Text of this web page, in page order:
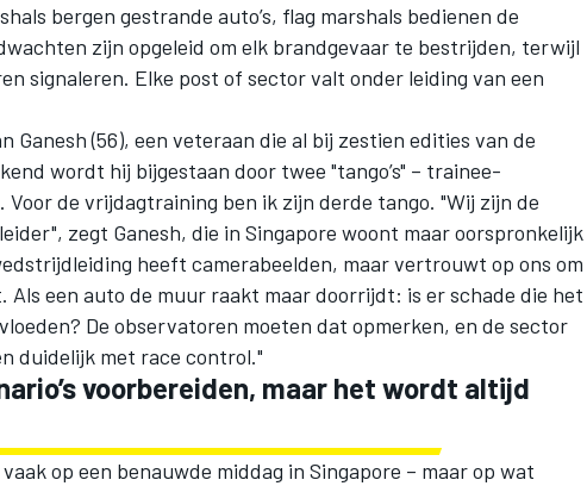
bergen gestrande auto’s, flag marshals bedienen de
zijn opgeleid om elk brandgevaar te bestrijden, terwijl
signaleren. Elke post of sector valt onder leiding van een
Ganesh (56), een veteraan die al bij zestien edities van de
wordt hij bijgestaan door twee "tango’s" – trainee-
de vrijdagtraining ben ik zijn derde tango. "Wij zijn de
zegt Ganesh, die in Singapore woont maar oorspronkelijk
heeft camerabeelden, maar vertrouwt op ons om
een auto de muur raakt maar doorrijdt: is er schade die het
De observatoren moeten dat opmerken, en de sector
duidelijk met race control."
voorbereiden, maar het wordt altijd
op een benauwde middag in Singapore – maar op wat